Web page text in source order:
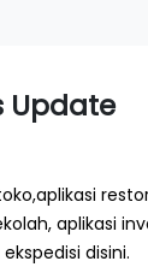
Update
aplikasi
disini.